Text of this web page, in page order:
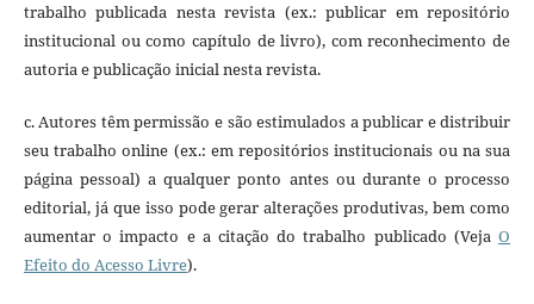
trabalho publicada nesta revista (ex.: publicar em repositório
institucional ou como capítulo de livro), com reconhecimento de
autoria e publicação inicial nesta revista.
c. Autores têm permissão e são estimulados a publicar e distribuir
seu trabalho online (ex.: em repositórios institucionais ou na sua
página pessoal) a qualquer ponto antes ou durante o processo
editorial, já que isso pode gerar alterações produtivas, bem como
aumentar o impacto e a citação do trabalho publicado (VejaO
Efeito do Acesso Livre).